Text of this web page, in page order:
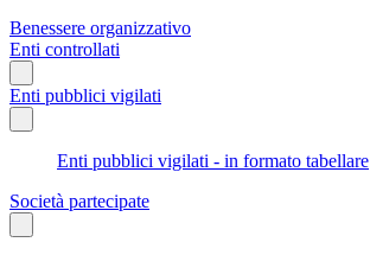
Benessere organizzativo
Enti controllati
Enti pubblici vigilati
Enti pubblici vigilati - in formato tabellare
Società partecipate